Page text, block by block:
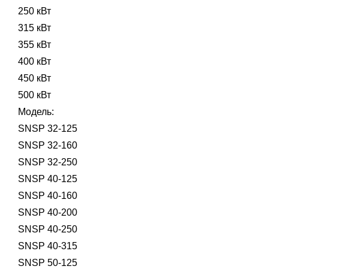
250 кВт
315 кВт
355 кВт
400 кВт
450 кВт
500 кВт
Модель:
SNSP 32-125
SNSP 32-160
SNSP 32-250
SNSP 40-125
SNSP 40-160
SNSP 40-200
SNSP 40-250
SNSP 40-315
SNSP 50-125